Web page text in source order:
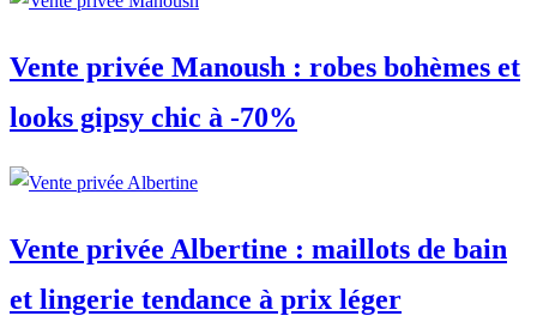
Vente privée Manoush : robes bohèmes et
looks gipsy chic à -70%
Vente privée Albertine : maillots de bain
et lingerie tendance à prix léger